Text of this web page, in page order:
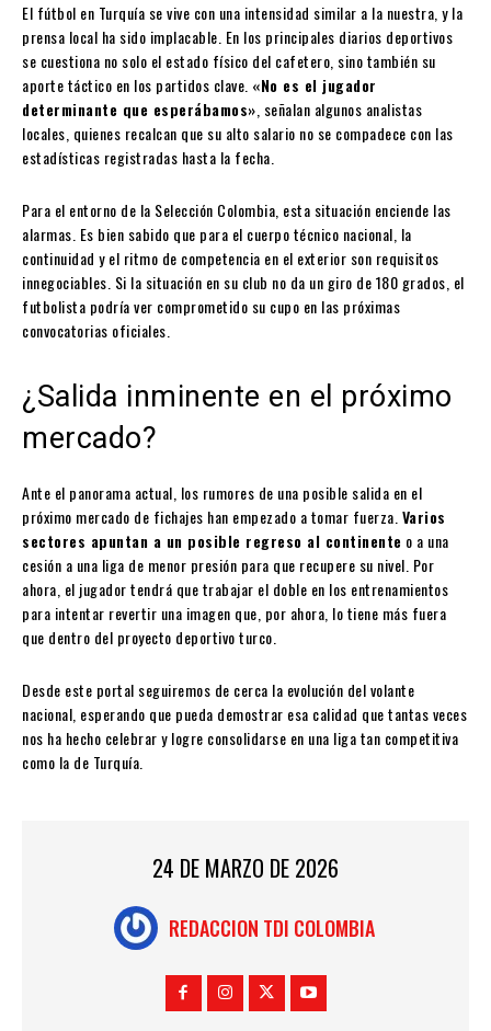
El fútbol en Turquía se vive con una intensidad similar a la nuestra, y la
prensa local ha sido implacable. En los principales diarios deportivos
se cuestiona no solo el estado físico del cafetero, sino también su
aporte táctico en los partidos clave. «No es el jugador
determinante que esperábamos» , señalan algunos analistas
locales, quienes recalcan que su alto salario no se compadece con las
estadísticas registradas hasta la fecha.
Para el entorno de la Selección Colombia, esta situación enciende las
alarmas. Es bien sabido que para el cuerpo técnico nacional, la
continuidad y el ritmo de competencia en el exterior son requisitos
innegociables. Si la situación en su club no da un giro de 180 grados, el
futbolista podría ver comprometido su cupo en las próximas
convocatorias oficiales.
¿Salida inminente en el próximo
mercado?
Ante el panorama actual, los rumores de una posible salida en el
próximo mercado de fichajes han empezado a tomar fuerza. Varios
sectores apuntan a un posible regreso al continente o a una
cesión a una liga de menor presión para que recupere su nivel. Por
ahora, el jugador tendrá que trabajar el doble en los entrenamientos
para intentar revertir una imagen que, por ahora, lo tiene más fuera
que dentro del proyecto deportivo turco.
Desde este portal seguiremos de cerca la evolución del volante
nacional, esperando que pueda demostrar esa calidad que tantas veces
nos ha hecho celebrar y logre consolidarse en una liga tan competitiva
como la de Turquía.
24 DE MARZO DE 2026
REDACCION TDI COLOMBIA